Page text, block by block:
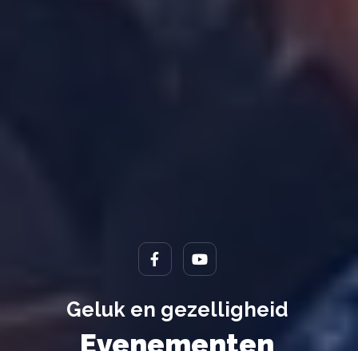
kamers
Geluk en gezelligheid
Evenementen
Smaken die uw
zullen verrassen